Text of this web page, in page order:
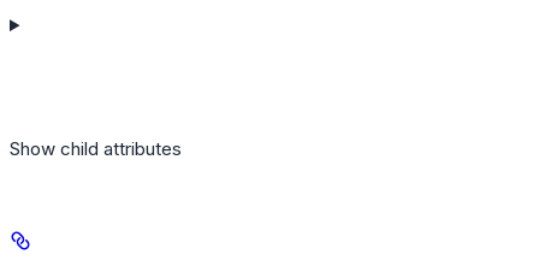
Show child attributes